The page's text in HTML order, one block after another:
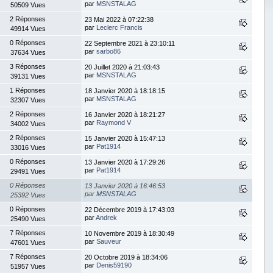
50509 Vues
par MSNSTALAG
2 Réponses
49914 Vues
23 Mai 2022 à 07:22:38
par Leclerc Francis
0 Réponses
37634 Vues
22 Septembre 2021 à 23:10:11
parsarbo86
3 Réponses
39131 Vues
20 Juillet 2020 à 21:03:43
par MSNSTALAG
1 Réponses
32307 Vues
18 Janvier 2020 à 18:18:15
par MSNSTALAG
2 Réponses
34002 Vues
16 Janvier 2020 à 18:21:27
par Raymond V
2 Réponses
33016 Vues
15 Janvier 2020 à 15:47:13
par Pat1914
0 Réponses
29491 Vues
13 Janvier 2020 à 17:29:26
par Pat1914
0 Réponses
25392 Vues
13 Janvier 2020 à 16:46:53
parMSNSTALAG
0 Réponses
25490 Vues
22 Décembre 2019 à 17:43:03
parAndrek
7 Réponses
47601 Vues
10 Novembre 2019 à 18:30:49
parSauveur
7 Réponses
51957 Vues
20 Octobre 2019 à 18:34:06
par Denis59190